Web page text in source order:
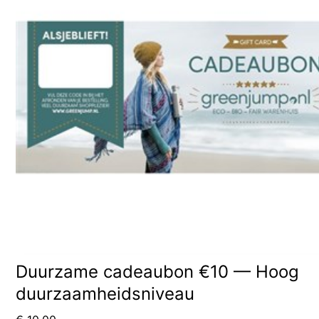
Duurzame cadeaubon €10 — Hoog
duurzaamheidsniveau